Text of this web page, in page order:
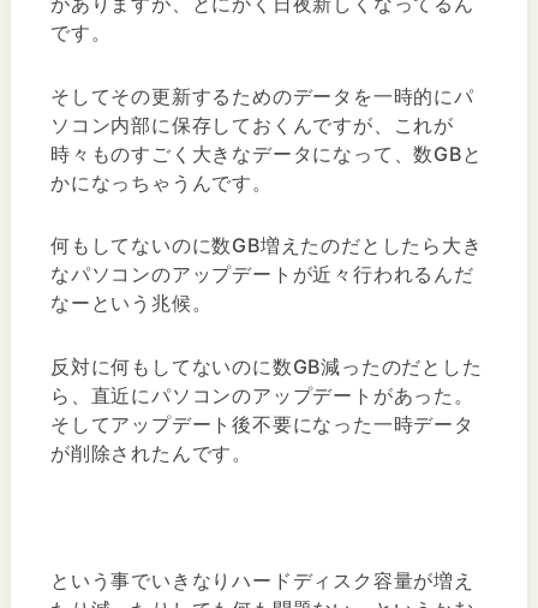
です。
そしてその更新するためのデータを一時的にパ
ソコン内部に保存しておくんですが、これが
時々ものすごく大きなデータになって、数GBと
かになっちゃうんです。
何もしてないのに数GB増えたのだとしたら大き
なパソコンのアップデートが近々行われるんだ
なーという兆候。
反対に何もしてないのに数GB減ったのだとした
ら、直近にパソコンのアップデートがあった。
そしてアップデート後不要になった一時データ
が削除されたんです。
という事でいきなりハードディスク容量が増え